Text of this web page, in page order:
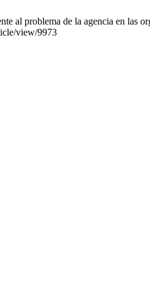
al problema de la agencia en
view/9973